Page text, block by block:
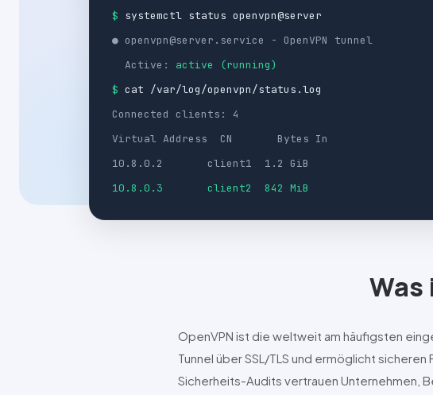
$ systemctl status openvpn@server
● openvpn@server.service - OpenVPN tunnel
Active: active (running)
$ cat /var/log/openvpn/status.log
Connected clients: 4
Virtual Address CN Bytes In
10.8.0.2 client1 1.2 GiB
10.8.0.3 client2 842 MiB
Was
OpenVPN ist die weltweit am häufigsten
Tunnel überSSL /TLS und ermöglicht sicheren
Sicherheits-Audits vertrauen Unternehmen,